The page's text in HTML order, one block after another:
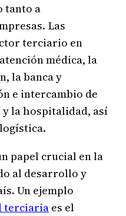
tanto a
Las
terciario en
médica, la
la banca y
e intercambio de
la hospitalidad, así
papel crucial en la
al desarrollo y
Un ejemplo
terciaria es el